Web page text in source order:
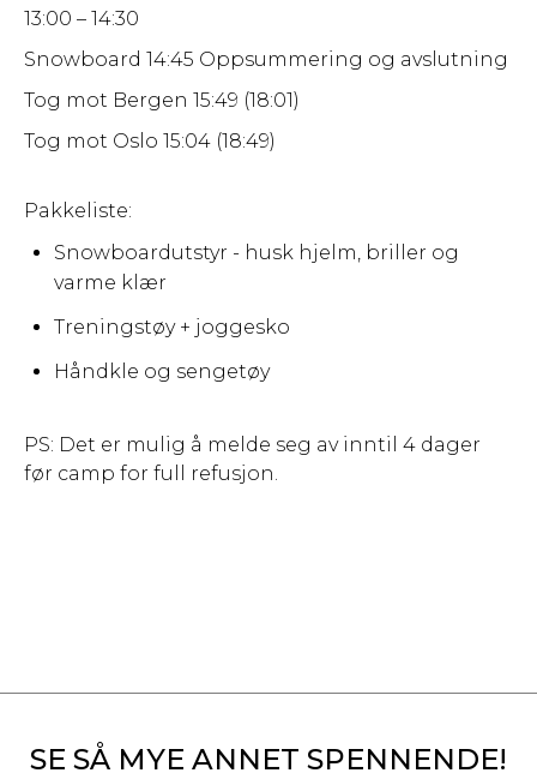
13:00 – 14:30
Snowboard 14:45 Oppsummering og avslutning
Tog mot Bergen 15:49 (18:01)
Tog mot Oslo 15:04 (18:49)
Pakkeliste:
Snowboardutstyr - husk hjelm, briller og
varme klær
Treningstøy + joggesko
Håndkle og sengetøy
PS: Det er mulig å melde seg av inntil 4 dager
før camp for full refusjon.
SE SÅ MYE ANNET SPENNENDE!